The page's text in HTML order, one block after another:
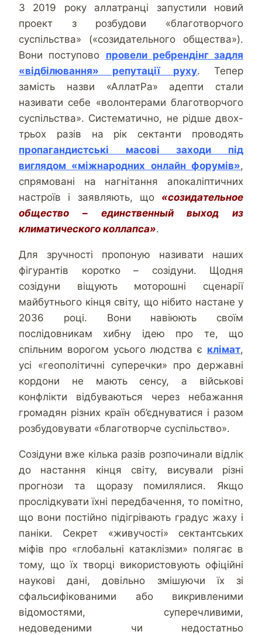
З 2019 року аллатранці запустили новий
проект з розбудови «благотворчого
суспільства» («созидательного общества»).
Вони поступово провели ребрендінг задля
«відбілювання» репутації руху. Тепер
замість назви «АллатРа» адепти стали
називати себе «волонтерами благотворчого
суспільства». Систематично, не рідше двох-
трьох разів на рік сектанти проводять
пропагандистські масові заходи під
виглядом «міжнародних онлайн форумів»,
спрямовані на нагнітання апокаліптичних
настроїв і заявляють, що «созидательное
общество – единственный выход из
климатического коллапса».
Для зручності пропоную називати наших
фігурантів коротко – созідуни. Щодня
созідуни віщують моторошні сценарії
майбутнього кінця світу, що нібито настане у
2036 році. Вони навіюють своїм
послідовникам хибну ідею про те, що
спільним ворогом усього людства є клімат,
усі «геополітичні суперечки» про державні
кордони не мають сенсу, а військові
конфлікти відбуваються через небажання
громадян різних країн об’єднуватися і разом
розбудовувати «благотворче суспільство».
Созідуни вже кілька разів розпочинали відлік
до настання кінця світу, висували різні
прогнози та щоразу помилялися. Якщо
прослідкувати їхні передбачення, то помітно,
що вони постійно підігрівають градус жаху і
паніки. Секрет «живучості» сектантських
міфів про «глобальні катаклізми» полягає в
тому, що їх творці використовують офіційні
наукові дані, довільно змішуючи їх зі
сфальсифікованими або викривленими
відомостями, суперечливими,
недоведеними чи недостатньо